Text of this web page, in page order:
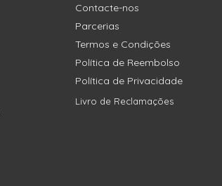
Contacte-nos
Parcerias
Termos e Condições
Política de Reembolso
Política de Privacidade
Livro de Reclamações